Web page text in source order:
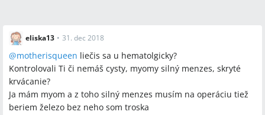
eliska13 • 31. dec 2018
@motherisqueen liečis sa u hematolgicky?
Kontrolovali Ti či nemáš cysty, myomy silný menzes, skryté
krvácanie?
Ja mám myom a z toho silný menzes musím na operáciu tiež
beriem železo bez neho som troska